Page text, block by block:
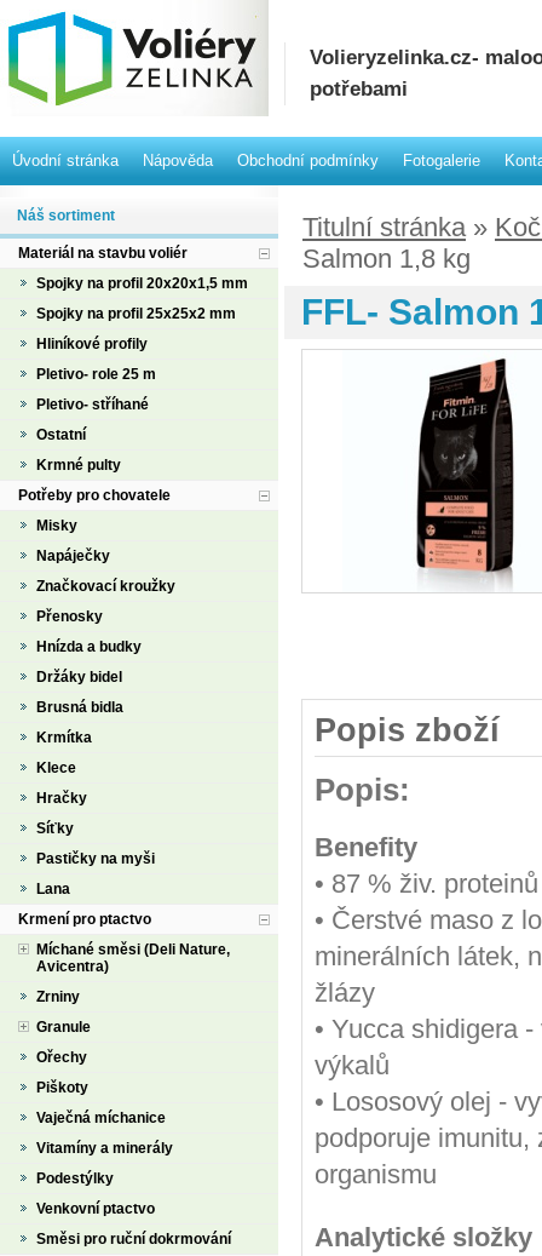
Volieryzelinka.cz-
potřebami
Úvodní stránka Nápověda Obchodní podmínky Fotogalerie
Titulní stránka»
Salmon 1,8 kg
FFL- Salmon
Popis zboží
Popis:
Benefity
• 87 % živ.
• Čerstvé maso z
minerálních látek,
žlázy
• Yucca shidigera
výkalů
• Lososový olej -
podporuje imunitu,
organismu
Analytické složky
Náš sortiment
Materiál na stavbu voliér
Spojky na profil 20x20x1,5 mm
Spojky na profil 25x25x2 mm
Hliníkové profily
Pletivo- role 25 m
Pletivo- stříhané
Ostatní
Krmné pulty
Potřeby pro chovatele
Misky
Napáječky
Značkovací kroužky
Přenosky
Hnízda a budky
Držáky bidel
Brusná bidla
Krmítka
Klece
Hračky
Síťky
Pastičky na myši
Lana
Krmení pro ptactvo
Míchané směsi (Deli Nature,
Avicentra)
Zrniny
Granule
Ořechy
Piškoty
Vaječná míchanice
Vitamíny a minerály
Podestýlky
Venkovní ptactvo
Směsi pro ruční dokrmování